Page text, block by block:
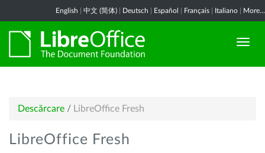
English 中文 (简体) Deutsch Español Français Italiano More...
Descărcare / LibreOffice Fresh
LibreOffice Fresh